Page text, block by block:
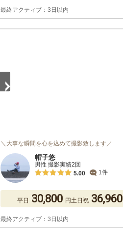
最終アクティブ：3日以内
＼大事な瞬間を心を込めて撮影致します／
帽子悠
男性 撮影実績2回
5.00
1件
平日 30,800 円土日祝 36,960
最終アクティブ：3日以内